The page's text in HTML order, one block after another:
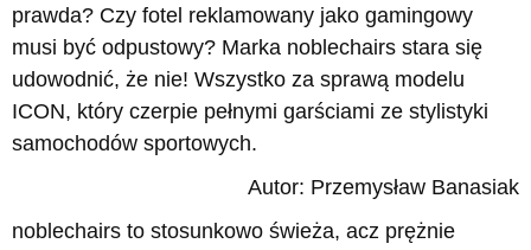
prawda? Czy fotel reklamowany jako gamingowy
musi być odpustowy? Marka noblechairs stara się
udowodnić, że nie! Wszystko za sprawą modelu
ICON, który czerpie pełnymi garściami ze stylistyki
samochodów sportowych.
Autor: Przemysław Banasiak
noblechairs to stosunkowo świeża, acz prężnie